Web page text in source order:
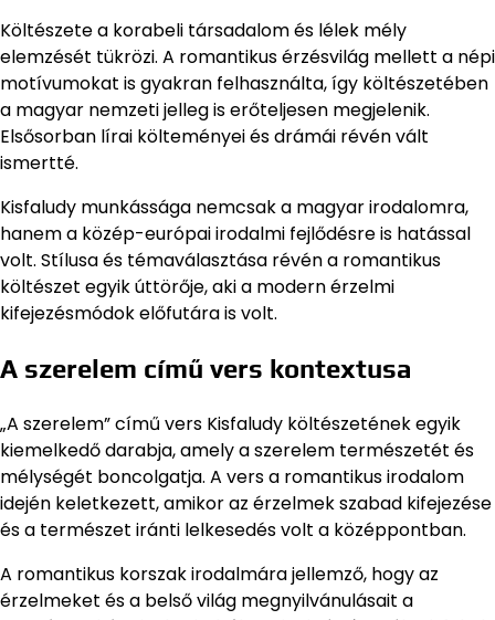
Költészete a korabeli társadalom és lélek mély
elemzését tükrözi. A romantikus érzésvilág mellett a népi
motívumokat is gyakran felhasználta, így költészetében
a magyar nemzeti jelleg is erőteljesen megjelenik.
Elsősorban lírai költeményei és drámái révén vált
ismertté.
Kisfaludy munkássága nemcsak a magyar irodalomra,
hanem a közép-európai irodalmi fejlődésre is hatással
volt. Stílusa és témaválasztása révén a romantikus
költészet egyik úttörője, aki a modern érzelmi
kifejezésmódok előfutára is volt.
A szerelem című vers kontextusa
„A szerelem” című vers Kisfaludy költészetének egyik
kiemelkedő darabja, amely a szerelem természetét és
mélységét boncolgatja. A vers a romantikus irodalom
idején keletkezett, amikor az érzelmek szabad kifejezése
és a természet iránti lelkesedés volt a középpontban.
A romantikus korszak irodalmára jellemző, hogy az
érzelmeket és a belső világ megnyilvánulásait a